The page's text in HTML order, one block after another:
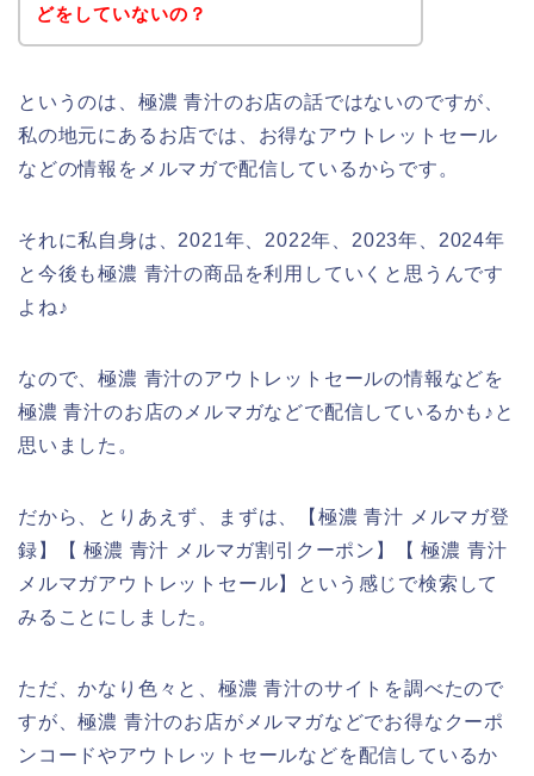
どをしていないの？
というのは、極濃 青汁のお店の話ではないのですが、
私の地元にあるお店では、お得なアウトレットセール
などの情報をメルマガで配信しているからです。
それに私自身は、2021年、2022年、2023年、2024年
と今後も極濃 青汁の商品を利用していくと思うんです
よね♪
なので、極濃 青汁のアウトレットセールの情報などを
極濃 青汁のお店のメルマガなどで配信しているかも♪と
思いました。
だから、とりあえず、まずは、【極濃 青汁 メルマガ登
録】【 極濃 青汁 メルマガ割引クーポン】【 極濃 青汁
メルマガアウトレットセール】という感じで検索して
みることにしました。
ただ、かなり色々と、極濃 青汁のサイトを調べたので
すが、極濃 青汁のお店がメルマガなどでお得なクーポ
ンコードやアウトレットセールなどを配信しているか